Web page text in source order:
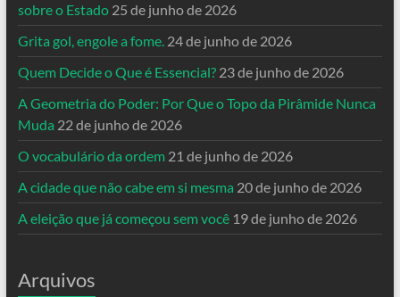
sobre o Estado 25 de junho de 2026
Grita gol, engole a fome. 24 de junho de 2026
Quem Decide o Que é Essencial? 23 de junho de 2026
A Geometria do Poder: Por Que o Topo da Pirâmide Nunca
Muda 22 de junho de 2026
O vocabulário da ordem 21 de junho de 2026
A cidade que não cabe em si mesma 20 de junho de 2026
A eleição que já começou sem você 19 de junho de 2026
Arquivos